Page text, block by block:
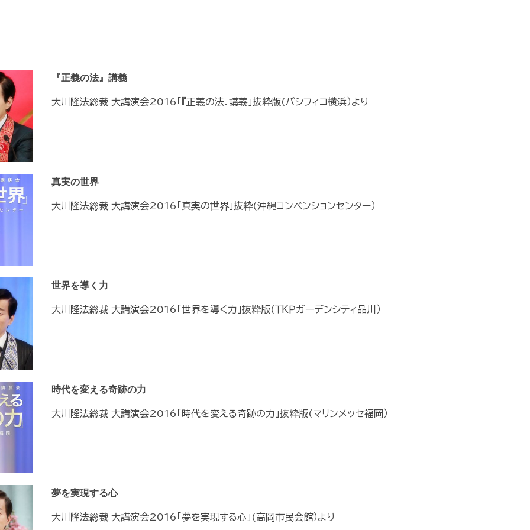
『正義の法』講義
大川隆法総裁 大講演会2016「『正義の法』講義」抜粋版(パシフィコ横浜）より
真実の世界
大川隆法総裁 大講演会2016「真実の世界」抜粋(沖縄コンベンションセンター）
世界を導く力
大川隆法総裁 大講演会2016「世界を導く力」抜粋版(ＴＫＰガーデンシティ品川）
時代を変える奇跡の力
大川隆法総裁 大講演会2016「時代を変える奇跡の力」抜粋版(マリンメッセ福岡）
夢を実現する心
大川隆法総裁 大講演会2016「夢を実現する心」(高岡市民会館）より